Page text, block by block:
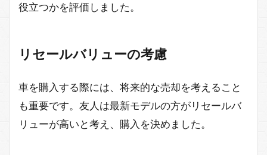
役立つかを評価しました。
リセールバリューの考慮
車を購入する際には、将来的な売却を考えること
も重要です。友人は最新モデルの方がリセールバ
リューが高いと考え、購入を決めました。